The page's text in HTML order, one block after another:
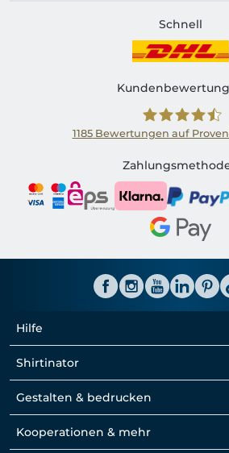
Schnell
Shirtinator
1185Bewertungen auf
Hilfe
Shirtinator
Gestalten & bedrucken
Kooperationen & mehr